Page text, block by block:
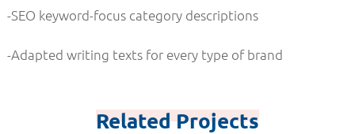
-SEO keyword-focus category descriptions
-Adapted writing texts for every type of brand
Related Projects